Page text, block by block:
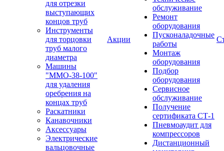
для отрезки
выступающих
концов труб
Инструменты
для торцовки
труб малого
диаметра
Машины
"ММО-38-100"
для удаления
оребрения на
концах труб
Раскатники
Канавочники
Аксессуары
Электрические
вальцовочные
Акции
обслуживание
Ремонт
оборудования
Пусконаладочные
работы
Монтаж
оборудования
Подбор
оборудования
Сервисное
обслуживание
Получение
сертификата СТ-1
Пневмоаудит для
компрессоров
Дистанционный